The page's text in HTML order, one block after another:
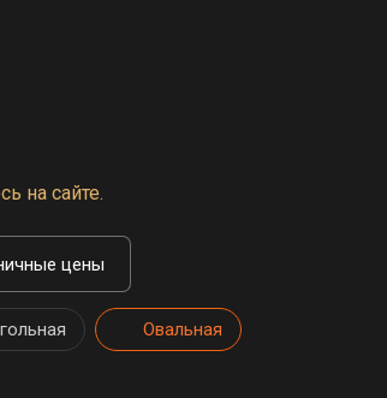
на сайте.
цены
Овальная